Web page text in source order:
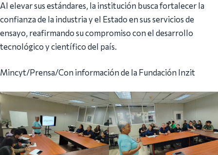
Al elevar sus estándares, la institución busca fortalecer la
confianza de la industria y el Estado en sus servicios de
ensayo, reafirmando su compromiso con el desarrollo
tecnológico y científico del país.
Mincyt/Prensa/Con información de la Fundación Inzit